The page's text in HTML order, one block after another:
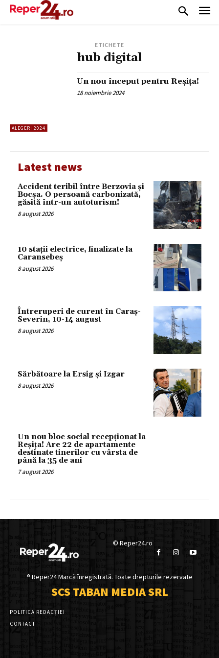
ETICHETE
hub digital
ALEGERI 2024
Un nou început pentru Reșița!
18 noiembrie 2024
Latest news
Accident teribil între Berzovia și
Bocșa. O persoană carbonizată,
găsită într-un autoturism!
8 august 2026
10 stații electrice, finalizate la
Caransebeș
8 august 2026
Întreruperi de curent în Caraș-
Severin, 10-14 august
8 august 2026
Sărbătoare la Ersig și Izgar
8 august 2026
Un nou bloc social recepționat la
Reșița! Are 22 de apartamente
destinate tinerilor cu vârsta de
până la 35 de ani
7 august 2026
© Reper24.ro
® Reper24 Marcă înregistrată. Toate drepturile rezervate
SCS TABAN MEDIA SRL
POLITICA REDACȚIEI
CONTACT